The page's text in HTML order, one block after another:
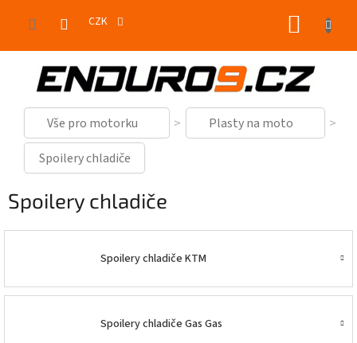
CZK
Vše pro motorku
Plasty na moto
Spoilery chladiče
Spoilery chladiče
Spoilery chladiče KTM
Spoilery chladiče Gas Gas